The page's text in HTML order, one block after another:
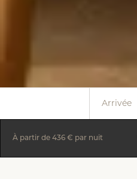
Arrivée
À partir de 436 € par nuit